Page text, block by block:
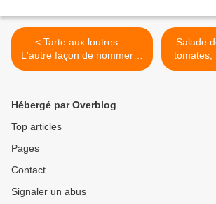
< Tarte aux loutres....
L'autre façon de nommer la
tarte aux myrtilles et sa
Salade
tomates,
Hébergé par Overblog
Top articles
Pages
Contact
Signaler un abus